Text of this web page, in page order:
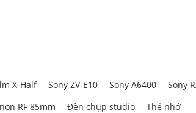
X-Half Sony ZV-E10 Sony A6400
Sony
RF 85mm Đèn chụp studio
Thẻ nhớ